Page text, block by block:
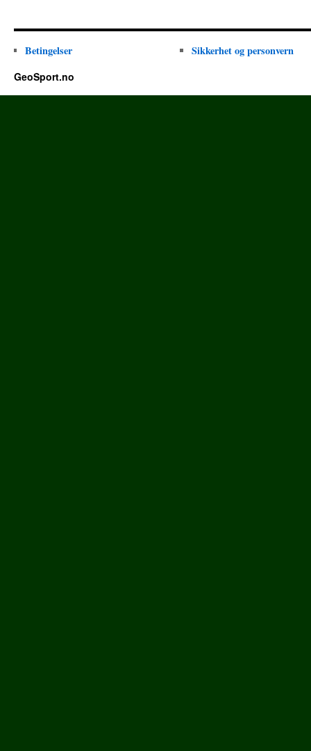
Betingelser Sikkerhet og personvern
GeoSport.no